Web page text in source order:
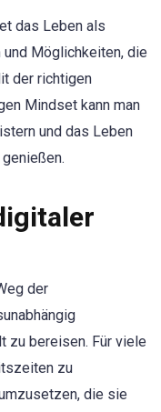
das Leben als
Möglichkeiten, die
der richtigen
Mindset kann man
und das Leben
der
zu bereisen. Für viele
zu
die sie